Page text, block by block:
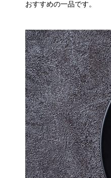
おすすめの一品です。